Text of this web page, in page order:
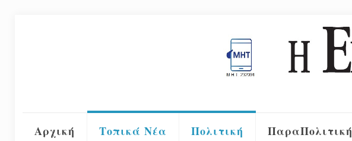
Αρχική Τοπικά Νέα Πολιτική ΠαραΠολιτική